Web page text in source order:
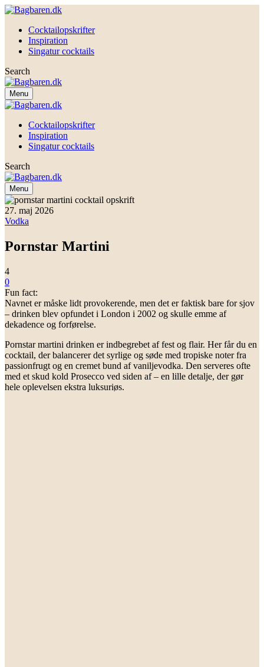
Cocktailopskrifter
Inspiration
Singatur cocktails
Search
Menu
Cocktailopskrifter
Inspiration
Singatur cocktails
Search
Menu
27. maj 2026
Vodka
Pornstar Martini
4
0
Fun fact:
Navnet er måske lidt provokerende, men det er faktisk bare for sjov
– drinken blev opfundet i London i 2002 og skulle emme af
dekadence og forførelse.
Pornstar martini drinken er indbegrebet af fest og flair. Her får du en
cocktail, der balancerer det syrlige og søde med tropiske noter fra
passionfrugt og en cremet bund af vaniljevodka. Den serveres ofte
med et skud kold Prosecco ved siden af – en lille detalje, der gør
hele oplevelsen ekstra luksuriøs.